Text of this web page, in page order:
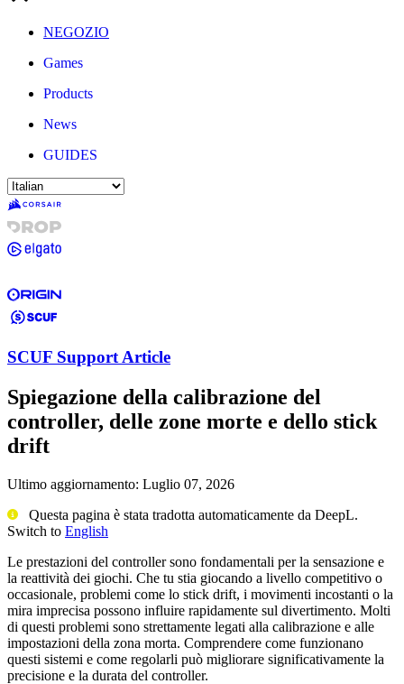
NEGOZIO
Games
Products
News
GUIDES
SCUF Support Article
Spiegazione della calibrazione del
controller, delle zone morte e dello stick
drift
Ultimo aggiornamento: Luglio 07, 2026
Questa pagina è stata tradotta automaticamente da DeepL.
Switch to English
Le prestazioni del controller sono fondamentali per la sensazione e
la reattività dei giochi. Che tu stia giocando a livello competitivo o
occasionale, problemi come lo stick drift, i movimenti incostanti o la
mira imprecisa possono influire rapidamente sul divertimento. Molti
di questi problemi sono strettamente legati alla calibrazione e alle
impostazioni della zona morta. Comprendere come funzionano
questi sistemi e come regolarli può migliorare significativamente la
precisione e la durata del controller.